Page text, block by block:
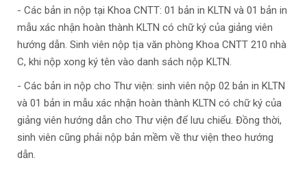
- Các bản in nộp tại Khoa CNTT: 01 bản in KLTN và 01 bản in
mẫu xác nhận hoàn thành KLTN có chữ ký của giảng viên
hướng dẫn. Sinh viên nộp tịa văn phòng Khoa CNTT 210 nhà
C, khi nộp xong ký tên vào danh sách nộp KLTN.
- Các bản in nộp cho Thư viện: sinh viên nộp 02 bản in KLTN
và 01 bản in mẫu xác nhận hoàn thành KLTN có chữ ký của
giảng viên hướng dẫn cho Thư viện để lưu chiểu. Đồng thời,
sinh viên cũng phải nộp bản mềm về thư viện theo hướng
dẫn.